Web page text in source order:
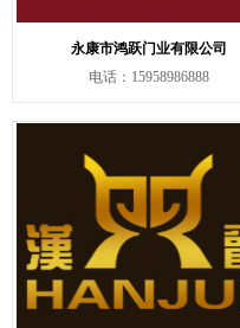
永康市鸿跃门业有限公司
电话：15958986888